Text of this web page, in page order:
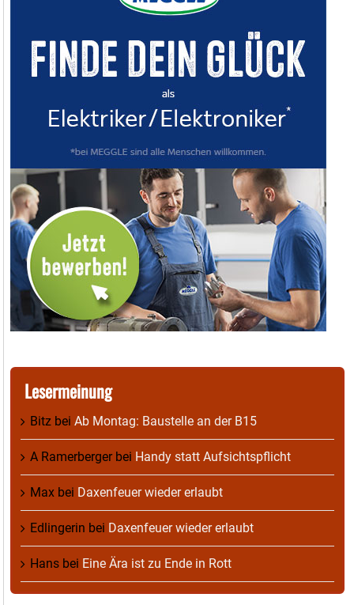
Lesermeinung
Bitz bei Ab Montag: Baustelle an der B15
A Ramerbergerbei Handy statt Aufsichtspflicht
Max bei Daxenfeuer wieder erlaubt
Edlingerin bei Daxenfeuer wieder erlaubt
Hans bei Eine Ära ist zu Ende in Rott